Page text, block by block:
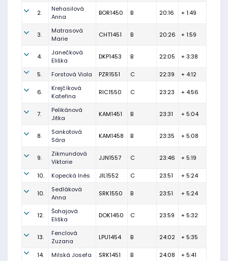
2.
Nehasilová
Anna
BOR1450 B 20:16 + 1:49
3.
Matrasová
Marie
CHT1451 B 20:26 + 1:59
4.
Janečková
Eliška
DKP1453 B 22:05 + 3:38
5. Forstová Viola PZR1551 C 22:39 + 4:12
6.
Krejčíková
Kateřina
RIC1550 C 23:23 + 4:56
7.
Pelikánová
Jitka
KAM1451 B 23:31 + 5:04
8.
Sankotová
Sára
KAM1458 B 23:35 + 5:08
9.
Zikmundová
Viktorie
JJN1557 C 23:46 + 5:19
10. Kopecká Inés JIL1552 C 23:51 + 5:24
10.
Sedláková
Anna
SRK1550 B 23:51 + 5:24
12.
Šohajová
Eliška
DOK1450 C 23:59 + 5:32
13.
Fenclová
Zuzana
LPU1454 B 24:02 + 5:35
14. Milská Josefa SRK1451 B 24:08 + 5:41